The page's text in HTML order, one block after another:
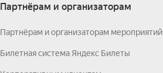
Партнёрам и организаторам
Партнёрам и организаторам мероприятий
Билетная система Яндекс Билеты